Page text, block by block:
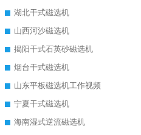
湖北干式磁选机
山西河沙磁选机
揭阳干式石英砂磁选机
烟台干式磁选机
山东平板磁选机工作视频
宁夏干式磁选机
海南湿式逆流磁选机